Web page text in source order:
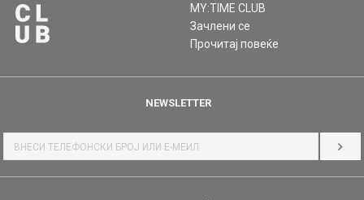
MY:TIME CLUB
Зачлени се
Прочитај повеќе
NEWSLETTER